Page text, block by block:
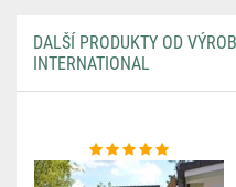
DALŠÍ PRODUKTY OD
INTERNATIONAL